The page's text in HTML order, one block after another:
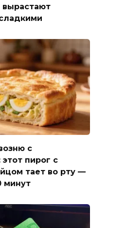
с
пирог с
тает во рту —
минут